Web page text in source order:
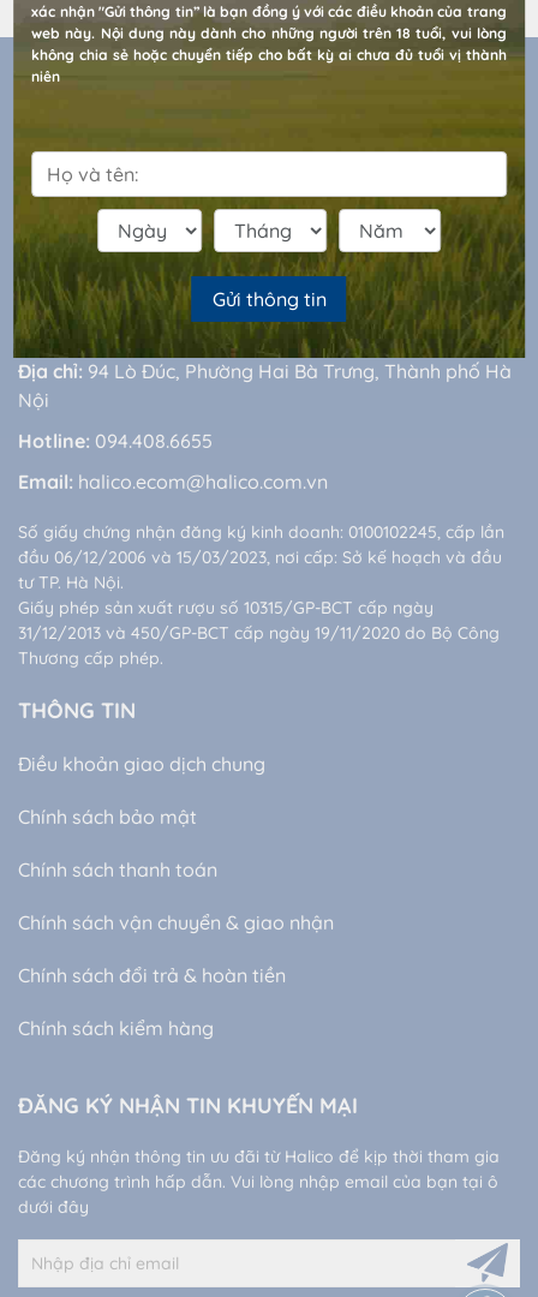
CÔNG TY CỔ PHẦN RƯỢU VÀ NƯỚC GIẢI KHÁT
HÀ NỘI
Địa chỉ: 94 Lò Đúc, Phường Hai Bà Trưng, Thành phố Hà
Nội
Hotline: 094.408.6655
Email: halico.ecom@halico.com.vn
Số giấy chứng nhận đăng ký kinh doanh: 0100102245, cấp lần
đầu 06/12/2006 và 15/03/2023, nơi cấp: Sở kế hoạch và đầu
tư TP. Hà Nội.
Giấy phép sản xuất rượu số 10315/GP-BCT cấp ngày
31/12/2013 và 450/GP-BCT cấp ngày 19/11/2020 do Bộ Công
Thương cấp phép.
THÔNG TIN
Điều khoản giao dịch chung
Chính sách bảo mật
Chính sách thanh toán
Chính sách vận chuyển & giao nhận
Chính sách đổi trả & hoàn tiền
Chính sách kiểm hàng
ĐĂNG KÝ NHẬN TIN KHUYẾN MẠI
Đăng ký nhận thông tin ưu đãi từ Halico để kịp thời tham gia
các chương trình hấp dẫn. Vui lòng nhập email của bạn tại ô
dưới đây
xác nhận "Gửi thông tin” là bạn đồng ý với các điều khoản của trang
web này. Nội dung này dành cho những người trên 18 tuổi, vui lòng
không chia sẻ hoặc chuyển tiếp cho bất kỳ ai chưa đủ tuổi vị thành
niên
Gửi thông tin